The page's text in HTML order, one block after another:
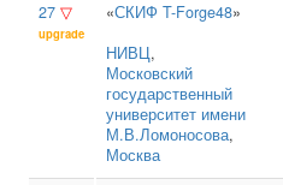
27 ▽
upgrade
«СКИФ T-Forge48»
НИВЦ,
Московский
государственный
университет имени
М.В.Ломоносова,
Москва